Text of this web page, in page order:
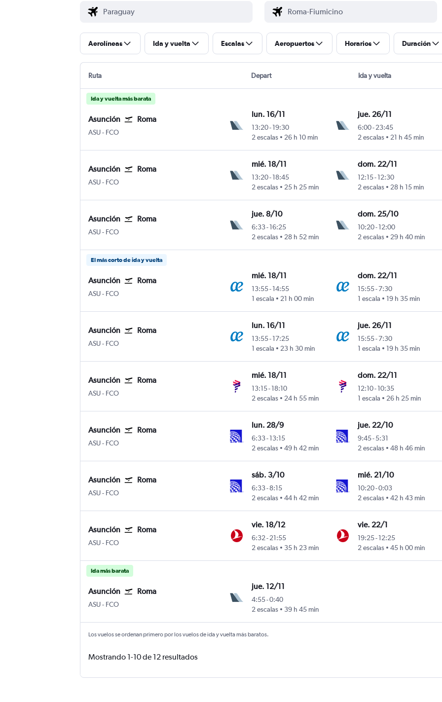
Aerolíneas Ida y vuelta Escalas Aeropuertos Horarios Duración
Ruta Depart Ida y vuelta
Ida y vuelta más barata
Asunción Roma
ASU- FCO
lun. 16/11
13:20-19:30
2 escalas
26 h 10 min
jue. 26/11
6:00-23:45
2 escalas
21 h 45 min
Asunción Roma
ASU- FCO
mié. 18/11
13:20-18:45
2 escalas
25 h 25 min
dom. 22/11
12:15-12:30
2 escalas
28 h 15 min
Asunción Roma
ASU- FCO
jue. 8/10
6:33-16:25
2 escalas
28 h 52 min
dom. 25/10
10:20-12:00
2 escalas
29 h 40 min
El más corto de ida y vuelta
Asunción Roma
ASU- FCO
mié. 18/11
13:55-14:55
1 escala
21 h 00 min
dom. 22/11
15:55-7:30
1 escala
19 h 35 min
Asunción Roma
ASU- FCO
lun. 16/11
13:55-17:25
1 escala
23 h 30 min
jue. 26/11
15:55-7:30
1 escala
19 h 35 min
Asunción Roma
ASU- FCO
mié. 18/11
13:15-18:10
2 escalas
24 h 55 min
dom. 22/11
12:10-10:35
1 escala
26 h 25 min
Asunción Roma
ASU- FCO
lun. 28/9
6:33-13:15
2 escalas
49 h 42 min
jue. 22/10
9:45-5:31
2 escalas
48 h 46 min
Asunción Roma
ASU- FCO
sáb. 3/10
6:33-8:15
2 escalas
44 h 42 min
mié. 21/10
10:20-0:03
2 escalas
42 h 43 min
Asunción Roma
ASU- FCO
vie. 18/12
6:32-21:55
2 escalas
35 h 23 min
vie. 22/1
19:25-12:25
2 escalas
45 h 00 min
Ida más barata
Asunción Roma
ASU- FCO
jue. 12/11
4:55-0:40
2 escalas
39 h 45 min
Los vuelos se ordenan primero por los vuelos de ida y vuelta más baratos.
Mostrando 1-10 de 12 resultados